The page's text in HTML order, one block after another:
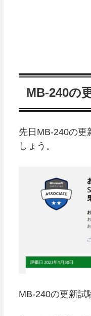
MB-240の
先日MB-240の更
しょう。
MB-240の更新試